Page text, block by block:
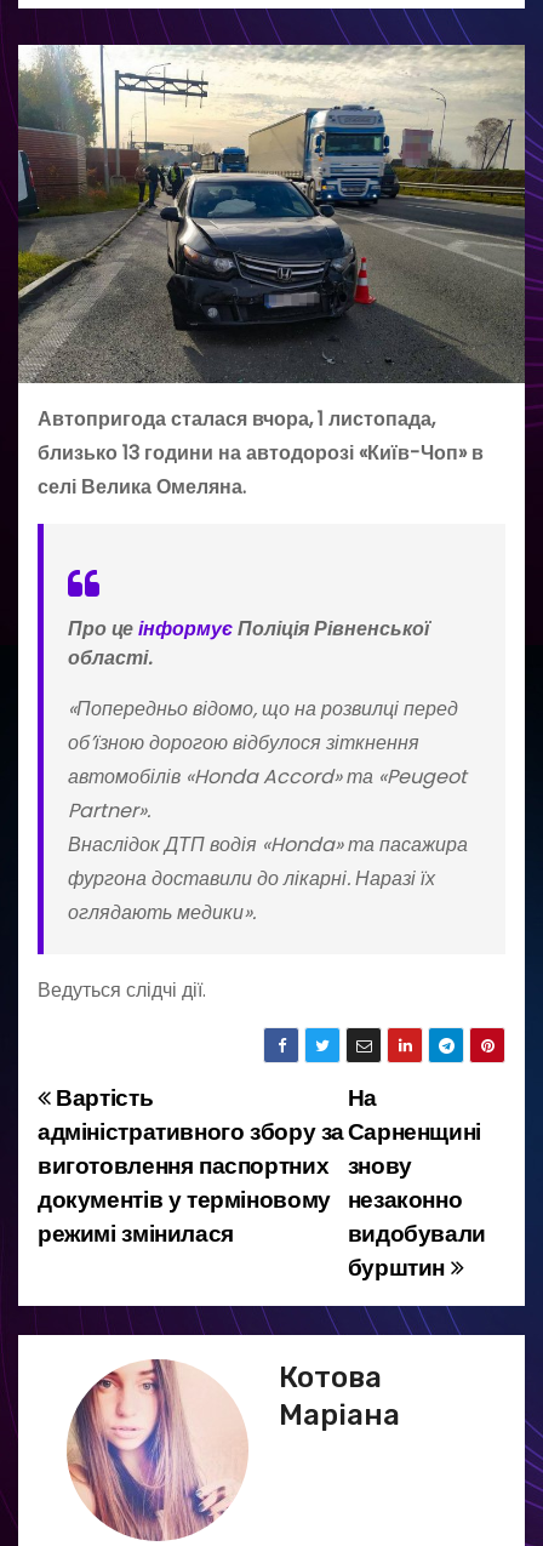
Автопригода сталася вчора, 1 листопада,
близько 13 години на автодорозі «Київ-Чоп» в
селі Велика Омеляна.
Про цеінформуєПоліція Рівненської
області.
«Попередньо відомо, що на розвилці перед
об’їзною дорогою відбулося зіткнення
автомобілів «Honda Accord» та «Peugeot
Partner».
Внаслідок ДТП водія «Honda» та пасажира
фургона доставили до лікарні. Наразі їх
оглядають медики».
Ведуться слідчі дії.
Н
а
в
і
г
На
Сарненщині
знову
незаконно
видобували
бурштин
Вартість
адміністративного збору за
виготовлення паспортних
документів у терміновому
режимі змінилася
Котова
Маріана